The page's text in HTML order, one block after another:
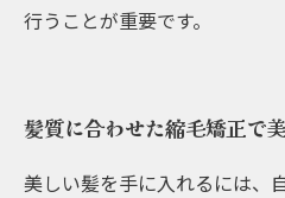
行うことが重要です。
髪質に合わせた縮毛矯正で
美しい髪を手に入れるには、